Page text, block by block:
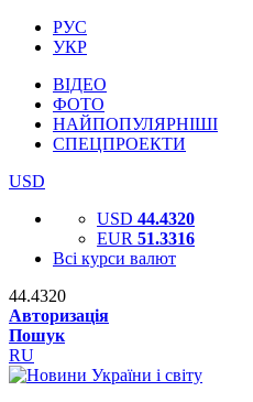
РУС
УКР
ВІДЕО
ФОТО
НАЙПОПУЛЯРНІШІ
СПЕЦПРОЕКТИ
USD
USD 44.4320
EUR 51.3316
Всі курси валют
44.4320
Авторизація
Пошук
RU